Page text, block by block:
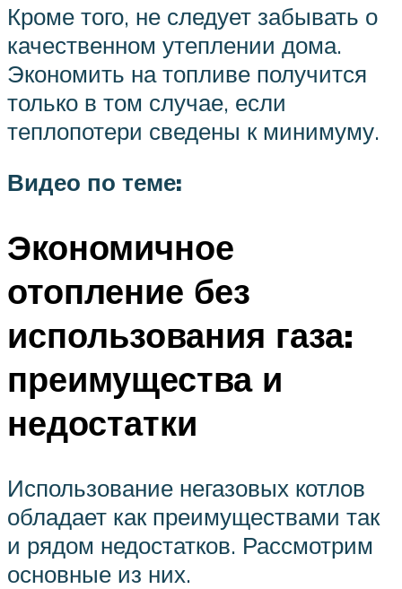
Кроме того, не следует забывать о
качественном утеплении дома.
Экономить на топливе получится
только в том случае, если
теплопотери сведены к минимуму.
Видео по теме:
Экономичное
отопление без
использования газа:
преимущества и
недостатки
Использование негазовых котлов
обладает как преимуществами так
и рядом недостатков. Рассмотрим
основные из них.